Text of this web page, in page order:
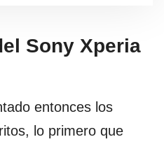
Sony Xperia
entonces los
lo primero que